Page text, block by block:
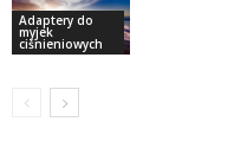
Adaptery do
myjek
ciśnieniowych